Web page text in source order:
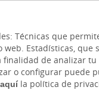
Técnicas que
Estadísticas,
de analizar
o configurar puede
aquíla política de
EMPRESAS